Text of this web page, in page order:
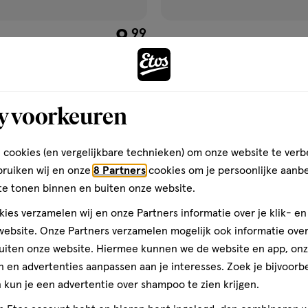
€ 9.99
9.99
Keratin Smooth Conditioner
Er
385 ML
OGX Nourishing Coconut Milk
1+1
gratis
toevoegen
aan
verlanglijst
voorkeuren
cookies (en vergelijkbare technieken) om onze website te
wij en onze 8 Partners cookies om je persoonlijke
tonen binnen en buiten onze website.
verzamelen wij en onze Partners informatie over je klik-
Onze Partners verzamelen mogelijk ook informatie
onze website. Hiermee kunnen we de website en app,
en advertenties aanpassen aan je interesses. Zoek je
kun je een advertentie over shampoo te zien krijgen.